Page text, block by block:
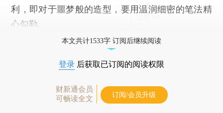
利，即对于噩梦般的造型，要用温润细密的笔法精
心勾勒。
本文共计1533字 订阅后继续阅读
登录 后获取已订阅的阅读权限
财新通会员
可畅读全文
订阅/会员升级